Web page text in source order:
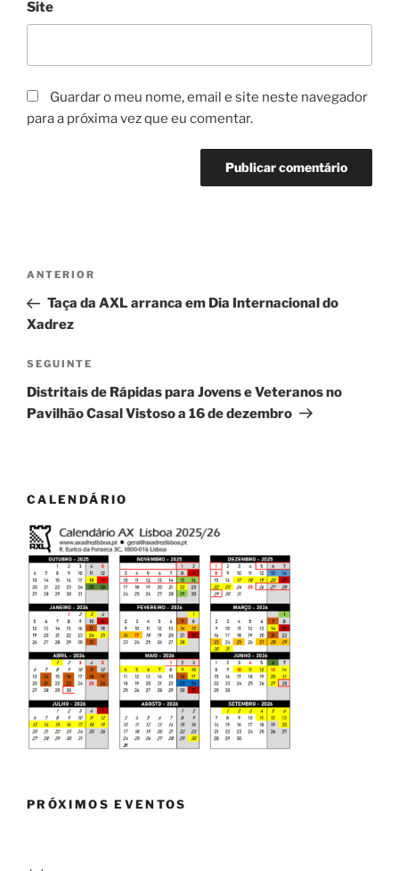
Site
Guardar o meu nome, email e site neste navegador
para a próxima vez que eu comentar.
Navegação
artigos
Conteúdo
anterior
ANTERIOR
Taça da AXL arranca em Dia Internacional do
Xadrez
Conteúdo
seguinte
SEGUINTE
Distritais de Rápidas para Jovens e Veteranos no
Pavilhão Casal Vistoso a 16 de dezembro
CALENDÁRIO
PRÓXIMOS EVENTOS